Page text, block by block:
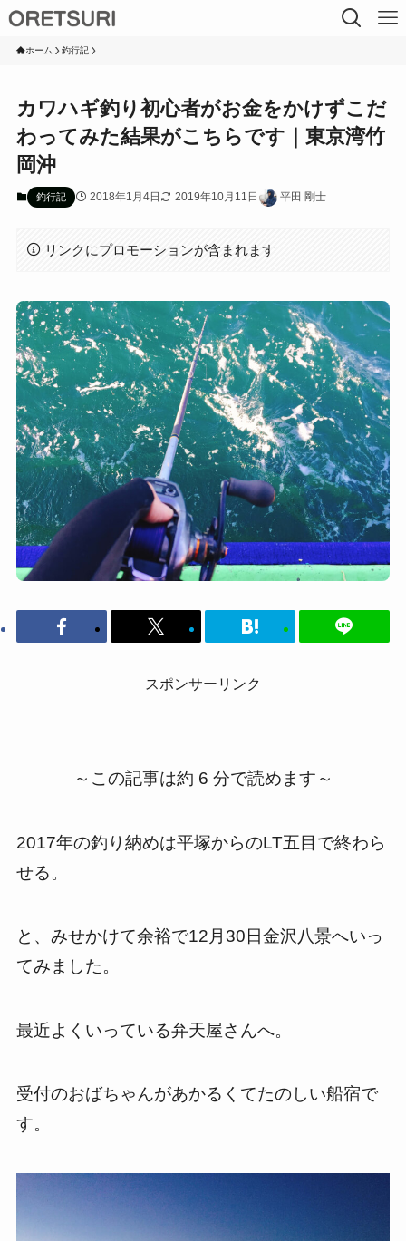
ホーム 釣行記
カワハギ釣り初心者がお金をかけずこだ
わってみた結果がこちらです｜東京湾竹
岡沖
釣行記 2018年1月4日 2019年10月11日 平田 剛士
リンクにプロモーションが含まれます
スポンサーリンク
～この記事は約 6 分で読めます～
2017年の釣り納めは平塚からのLT五目で終わら
せる。
と、みせかけて余裕で12月30日金沢八景へいっ
てみました。
最近よくいっている弁天屋さんへ。
受付のおばちゃんがあかるくてたのしい船宿で
す。